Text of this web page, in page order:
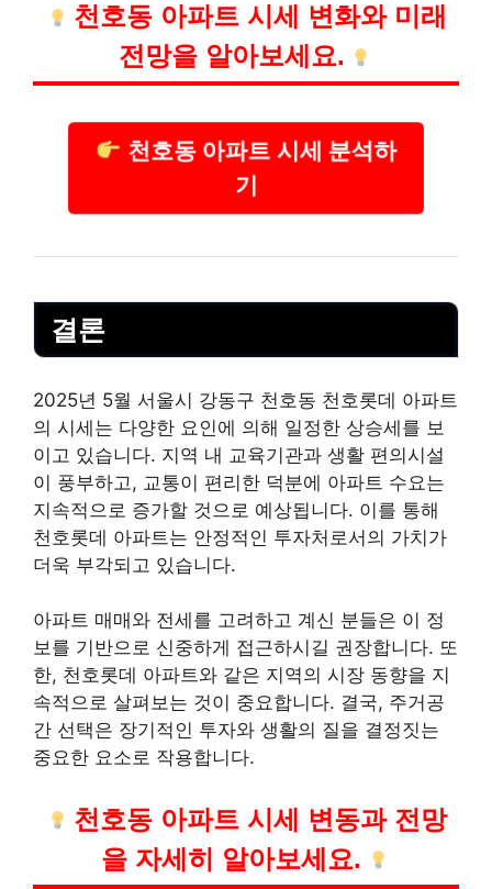
천호동 아파트 시세 변화와 미래
전망을 알아보세요.
천호동 아파트 시세 분석하
기
결론
2025년 5월 서울시 강동구 천호동 천호롯데 아파트
의 시세는 다양한 요인에 의해 일정한 상승세를 보
이고 있습니다. 지역 내 교육기관과 생활 편의시설
이 풍부하고, 교통이 편리한 덕분에 아파트 수요는
지속적으로 증가할 것으로 예상됩니다. 이를 통해
천호롯데 아파트는 안정적인 투자처로서의 가치가
더욱 부각되고 있습니다.
아파트 매매와 전세를 고려하고 계신 분들은 이 정
보를 기반으로 신중하게 접근하시길 권장합니다. 또
한, 천호롯데 아파트와 같은 지역의 시장 동향을 지
속적으로 살펴보는 것이 중요합니다. 결국, 주거공
간 선택은 장기적인 투자와 생활의 질을 결정짓는
중요한 요소로 작용합니다.
천호동 아파트 시세 변동과 전망
을 자세히 알아보세요.